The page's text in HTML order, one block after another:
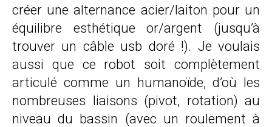
créer une alternance acier/laiton pour un
équilibre esthétique or/argent (jusqu’à
trouver un câble usb doré !). Je voulais
aussi que ce robot soit complètement
articulé comme un humanoïde, d’où les
nombreuses liaisons (pivot, rotation) au
niveau du bassin (avec un roulement à